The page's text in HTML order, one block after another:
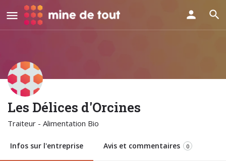
Les Délices d'Orcines
Traiteur - Alimentation Bio
Infos sur l'entreprise Avis et commentaires 0